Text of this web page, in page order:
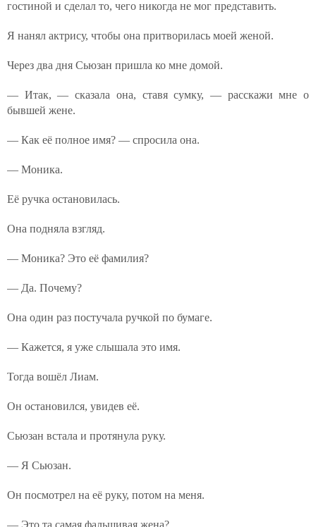
гостиной и сделал то, чего никогда не мог представить.
Я нанял актрису, чтобы она притворилась моей женой.
Через два дня Сьюзан пришла ко мне домой.
— Итак, — сказала она, ставя сумку, — расскажи мне о
бывшей жене.
— Как её полное имя? — спросила она.
— Моника.
Её ручка остановилась.
Она подняла взгляд.
— Моника? Это её фамилия?
— Да. Почему?
Она один раз постучала ручкой по бумаге.
— Кажется, я уже слышала это имя.
Тогда вошёл Лиам.
Он остановился, увидев её.
Сьюзан встала и протянула руку.
— Я Сьюзан.
Он посмотрел на её руку, потом на меня.
— Это та самая фальшивая жена?